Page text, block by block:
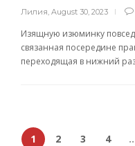
Лилия, August 30, 2023
Изящную изюминку
связанная посередине
переходящая в нижний
1 2 3 4